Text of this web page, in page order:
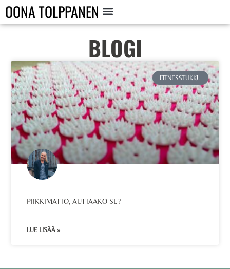
OONA TOLPPANEN
BLOGI
FITNESSTUKKU
PIIKKIMATTO, AUTTAAKO SE?
LUE LISÄÄ »